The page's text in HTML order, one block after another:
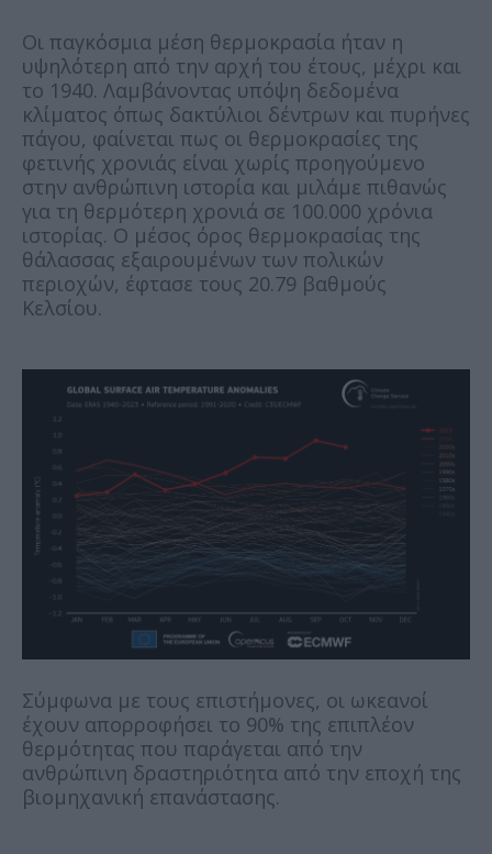
Οι παγκόσμια μέση θερμοκρασία ήταν η
υψηλότερη από την αρχή του έτους, μέχρι και
το 1940. Λαμβάνοντας υπόψη δεδομένα
κλίματος όπως δακτύλιοι δέντρων και πυρήνες
πάγου, φαίνεται πως οι θερμοκρασίες της
φετινής χρονιάς είναι χωρίς προηγούμενο
στην ανθρώπινη ιστορία και μιλάμε πιθανώς
για τη θερμότερη χρονιά σε 100.000 χρόνια
ιστορίας. Ο μέσος όρος θερμοκρασίας της
θάλασσας εξαιρουμένων των πολικών
περιοχών, έφτασε τους 20.79 βαθμούς
Κελσίου.
Σύμφωνα με τους επιστήμονες, οι ωκεανοί
έχουν απορροφήσει το 90% της επιπλέον
θερμότητας που παράγεται από την
ανθρώπινη δραστηριότητα από την εποχή της
βιομηχανική επανάστασης.